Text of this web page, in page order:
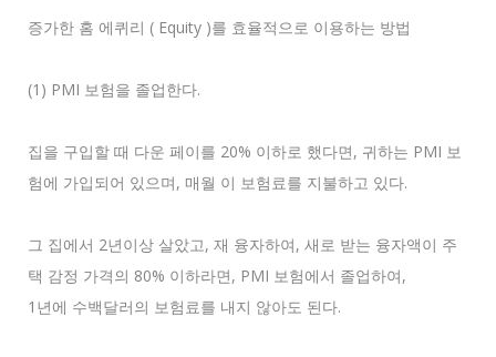
증가한 홈 에퀴리 ( Equity )를 효율적으로 이용하는 방법
(1) PMI 보험을 졸업한다.
집을 구입할 때 다운 페이를 20% 이하로 했다면, 귀하는 PMI 보
험에 가입되어 있으며, 매월 이 보험료를 지불하고 있다.
그 집에서 2년이상 살았고, 재 융자하여, 새로 받는 융자액이 주
택 감정 가격의 80% 이하라면, PMI 보험에서 졸업하여,
1년에 수백달러의 보험료를 내지 않아도 된다.